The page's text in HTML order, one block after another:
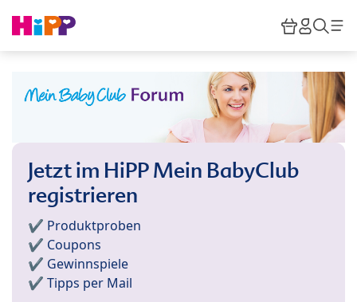
HiPP
Jetzt im HiPP Mein BabyClub
registrieren
✔️ Produktproben
✔️ Coupons
✔️ Gewinnspiele
✔️ Tipps per Mail